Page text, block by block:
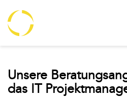
Unsere
das IT